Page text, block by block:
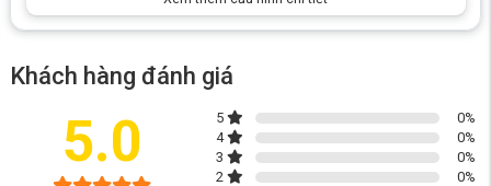
Robot Xiaomi Mijia M40còn được nâng cấp với khả năng quét và lau
hai cánh tay, giúp quét và lau từ cạnh này sang cạnh khác ở cấp độ
rộng chổi quét và cây lau nhà khi gặp các khu vực góc như góc, tường
để quét bụi và lau sàn, ngay cả những khoảng trống thấp và hẹp như
mạnh mẽ hơn.
Khách hàng đánh giá
5.0 5 0%
4
0%
3
0%
2
0%